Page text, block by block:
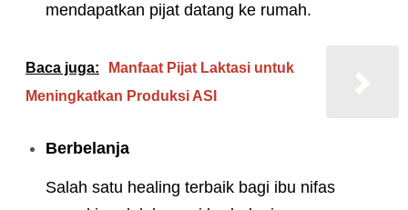
mendapatkan pijat datang ke rumah.
Baca juga:
Manfaat Pijat Laktasi untuk
Meningkatkan Produksi ASI
Berbelanja
Salah satu healing terbaik bagi ibu nifas